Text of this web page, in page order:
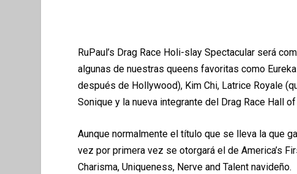
RuPaul’s Drag Race Holi-slay Spectacular será
algunas de nuestras queens favoritas como
después de Hollywood), Kim Chi, Latrice Royale
Sonique y la nueva integrante del Drag Race Hall
Aunque normalmente el título que se lleva la que
vez por primera vez se otorgaráelde America’s
Charisma, Uniqueness, Nerve and Talent navideño.